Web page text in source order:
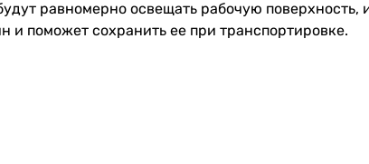
равномерно освещать рабочую
поможет сохранить ее при транспортировке.